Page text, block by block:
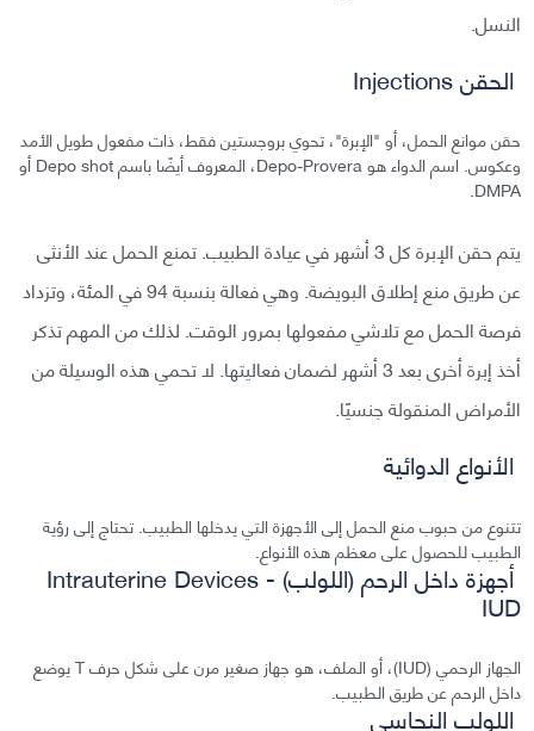
النسل.
الحقن Injections
حقن موانع الحمل، أو "الإبرة"، تحوي بروجستين فقط، ذات مفعول طويل الأمد
وعكوس. اسم الدواء هو Depo-Provera، المعروف أيضًا باسم Depo shot أو
DMPA.
يتم حقن الإبرة كل 3 أشهر في عيادة الطبيب. تمنع الحمل عند الأنثى
عن طريق منع إطلاق البويضة. وهي فعالة بنسبة 94 في المئة، وتزداد
فرصة الحمل مع تلاشي مفعولها بمرور الوقت. لذلك من المهم تذكر
أخذ إبرة أخرى بعد 3 أشهر لضمان فعاليتها. لا تحمي هذه الوسيلة من
الأمراض المنقولة جنسيًا.
الأنواع الدوائية
تتنوع من حبوب منع الحمل إلى الأجهزة التي يدخلها الطبيب. تحتاج إلى رؤية
الطبيب للحصول على معظم هذه الأنواع.
أجهزة داخل الرحم (اللولب) Intrauterine Devices -
IUD
الجهاز الرحمي (IUD)، أو الملف، هو جهاز صغير مرن على شكل حرف T يوضع
داخل الرحم عن طريق الطبيب.
اللولب النحاسي